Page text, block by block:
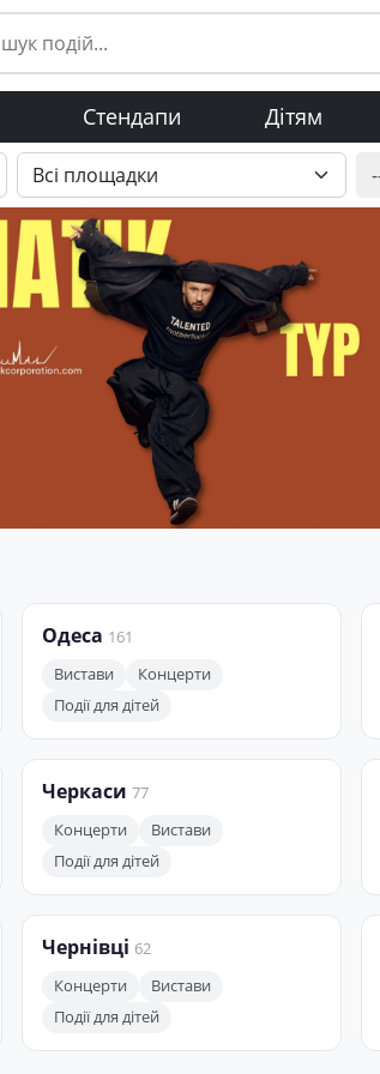
Стендапи Дітям
Одеса 161
Вистави
Концерти
Події для дітей
Черкаси 77
Концерти
Вистави
Події для дітей
Чернівці 62
Концерти
Вистави
Події для дітей